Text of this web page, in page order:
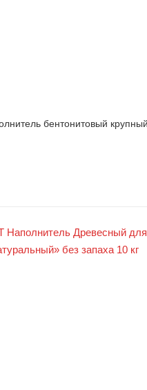
бентонитовый